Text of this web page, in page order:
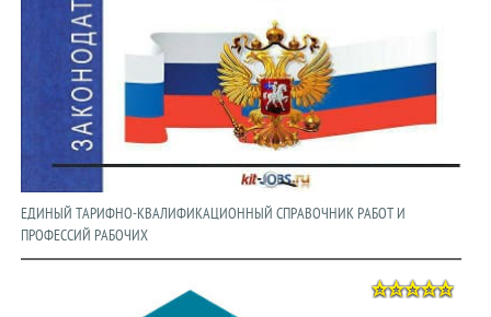
ЕДИНЫЙ ТАРИФНО-КВАЛИФИКАЦИОННЫЙ СПРАВОЧНИК РАБОТ И
ПРОФЕССИЙ РАБОЧИХ